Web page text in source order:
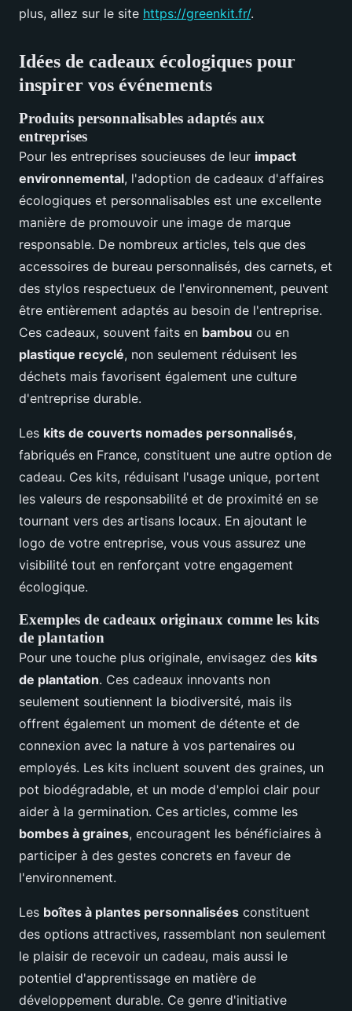
plus, allez sur le site https://greenkit.fr/.
Idées de cadeaux écologiques pour
inspirer vos événements
Produits personnalisables adaptés aux
entreprises
Pour les entreprises soucieuses de leur impact
environnemental, l'adoption de cadeaux d'affaires
écologiques et personnalisables est une excellente
manière de promouvoir une image de marque
responsable. De nombreux articles, tels que des
accessoires de bureau personnalisés, des carnets, et
des stylos respectueux de l'environnement, peuvent
être entièrement adaptés au besoin de l'entreprise.
Ces cadeaux, souvent faits en bambou ou en
plastique recyclé, non seulement réduisent les
déchets mais favorisent également une culture
d'entreprise durable.
Les kits de couverts nomades personnalisés,
fabriqués en France, constituent une autre option de
cadeau. Ces kits, réduisant l'usage unique, portent
les valeurs de responsabilité et de proximité en se
tournant vers des artisans locaux. En ajoutant le
logo de votre entreprise, vous vous assurez une
visibilité tout en renforçant votre engagement
écologique.
Exemples de cadeaux originaux comme les kits
de plantation
Pour une touche plus originale, envisagez des kits
de plantation. Ces cadeaux innovants non
seulement soutiennent la biodiversité, mais ils
offrent également un moment de détente et de
connexion avec la nature à vos partenaires ou
employés. Les kits incluent souvent des graines, un
pot biodégradable, et un mode d'emploi clair pour
aider à la germination. Ces articles, comme les
bombes à graines, encouragent les bénéficiaires à
participer à des gestes concrets en faveur de
l'environnement.
Les boîtes à plantes personnalisées constituent
des options attractives, rassemblant non seulement
le plaisir de recevoir un cadeau, mais aussi le
potentiel d'apprentissage en matière de
développement durable. Ce genre d'initiative